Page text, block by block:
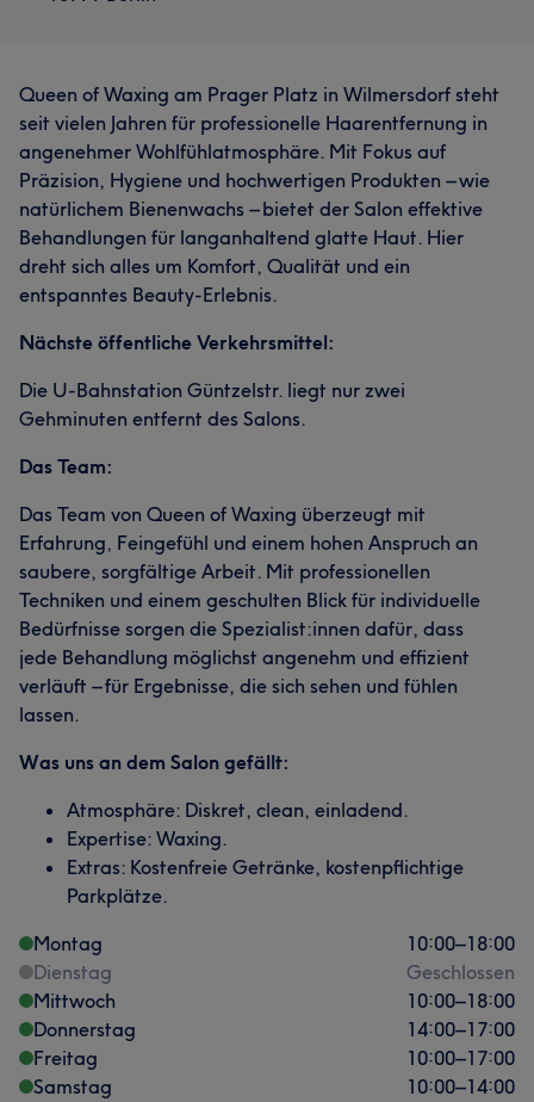
Queen of Waxing am Prager Platz in Wilmersdorf steht
seit vielen Jahren für professionelle Haarentfernung in
angenehmer Wohlfühlatmosphäre. Mit Fokus auf
Präzision, Hygiene und hochwertigen Produkten – wie
natürlichem Bienenwachs – bietet der Salon effektive
Behandlungen für langanhaltend glatte Haut. Hier
dreht sich alles um Komfort, Qualität und ein
entspanntes Beauty-Erlebnis.
Nächste öffentliche Verkehrsmittel:
Die U-Bahnstation Güntzelstr. liegt nur zwei
Gehminuten entfernt des Salons.
Das Team:
Das Team von Queen of Waxing überzeugt mit
Erfahrung, Feingefühl und einem hohen Anspruch an
saubere, sorgfältige Arbeit. Mit professionellen
Techniken und einem geschulten Blick für individuelle
Bedürfnisse sorgen die Spezialist:innen dafür, dass
jede Behandlung möglichst angenehm und effizient
verläuft – für Ergebnisse, die sich sehen und fühlen
lassen.
Was uns an dem Salon gefällt:
Atmosphäre: Diskret, clean, einladend.
Expertise: Waxing.
Extras: Kostenfreie Getränke, kostenpflichtige
Parkplätze.
Montag
10:00–18:00
Dienstag
Geschlossen
Mittwoch
10:00–18:00
Donnerstag
14:00–17:00
Freitag
10:00–17:00
Samstag
10:00–14:00